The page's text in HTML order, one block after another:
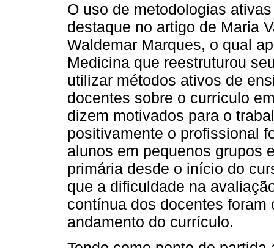
O uso de metodologias
destaque no artigo de Maria
Waldemar Marques, o qual
Medicina que reestruturou
utilizar métodos ativos de
docentes sobre o currículo
dizem motivados para o
positivamente o profissional
alunos em pequenos grupos
primária desde o início do
que a dificuldade na
contínua dos docentes
andamento do currículo.